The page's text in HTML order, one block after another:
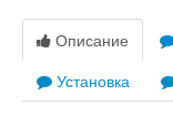
Описание
Установка